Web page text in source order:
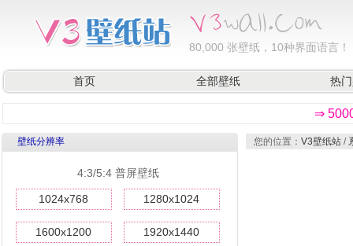
80,000 张壁纸，10种界面语言！
首页 全部壁纸 热
⇒
壁纸分辨率
4:3/5:4 普屏壁纸
1024x768 1280x1024
1600x1200 1920x1440
您的位置： V3壁纸站 /